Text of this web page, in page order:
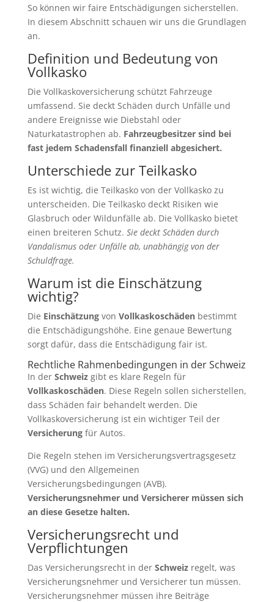
So können wir faire Entschädigungen sicherstellen.
In diesem Abschnitt schauen wir uns die Grundlagen
an.
Definition und Bedeutung von
Vollkasko
Die Vollkaskoversicherung schützt Fahrzeuge
umfassend. Sie deckt Schäden durch Unfälle und
andere Ereignisse wie Diebstahl oder
Naturkatastrophen ab. Fahrzeugbesitzer sind bei
fast jedem Schadensfall finanziell abgesichert.
Unterschiede zur Teilkasko
Es ist wichtig, die Teilkasko von der Vollkasko zu
unterscheiden. Die Teilkasko deckt Risiken wie
Glasbruch oder Wildunfälle ab. Die Vollkasko bietet
einen breiteren Schutz. Sie deckt Schäden durch
Vandalismus oder Unfälle ab, unabhängig von der
Schuldfrage.
Warum ist die Einschätzung
wichtig?
Die Einschätzungvon Vollkaskoschädenbestimmt
die Entschädigungshöhe. Eine genaue Bewertung
sorgt dafür, dass die Entschädigung fair ist.
Rechtliche Rahmenbedingungen in der Schweiz
In der Schweizgibt es klare Regeln für
Vollkaskoschäden. Diese Regeln sollen sicherstellen,
dass Schäden fair behandelt werden. Die
Vollkaskoversicherung ist ein wichtiger Teil der
Versicherungfür Autos.
Die Regeln stehen im Versicherungsvertragsgesetz
(VVG) und den Allgemeinen
Versicherungsbedingungen (AVB).
Versicherungsnehmer und Versicherer müssen sich
an diese Gesetze halten.
Versicherungsrecht und
Verpflichtungen
Das Versicherungsrecht in der Schweizregelt, was
Versicherungsnehmer und Versicherer tun müssen.
Versicherungsnehmer müssen ihre Beiträge